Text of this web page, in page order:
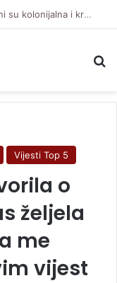
Iranski predsjednik oštro o SAD-u: Oni su kolonijalna i kriminalna država, natjerali smo ih na diplomatiju
Vijesti Top 5
o
željela
me
vijest